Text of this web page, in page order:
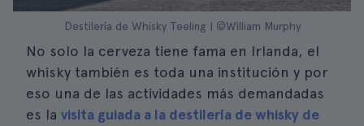
Destilería de Whisky Teeling | ©William Murphy
No solo la cerveza tiene fama en Irlanda, el
whisky también es toda una institución y por
eso una de las actividades más demandadas
es la visita guiada a la destilería de whisky de